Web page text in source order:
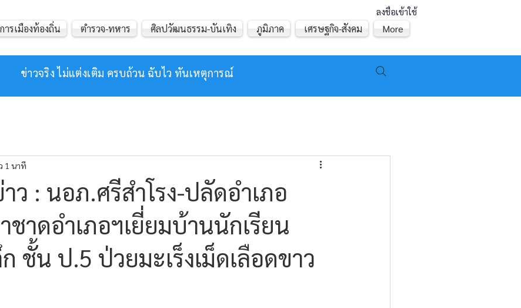
ลงชื่อเข้าใช้
ข่าวจริง ไม่แต่งเติม ครบถ้วน ฉับไว ทันเหตุการณ์
ารเมืองท้องถิ่น ตำรวจ-ทหาร ศิลปวัฒนธรรม-บันเทิง ภูมิภาค เศรษฐกิจ-สังคม More
ว : นอภ.ศรีสำโรง-ปลัดอำเภอ
ชาดอำเภอฯเยี่ยมบ้านนักเรียน
ชั้น ป.5 ป่วยมะเร็งเม็ดเลือดขาว
1 นาที